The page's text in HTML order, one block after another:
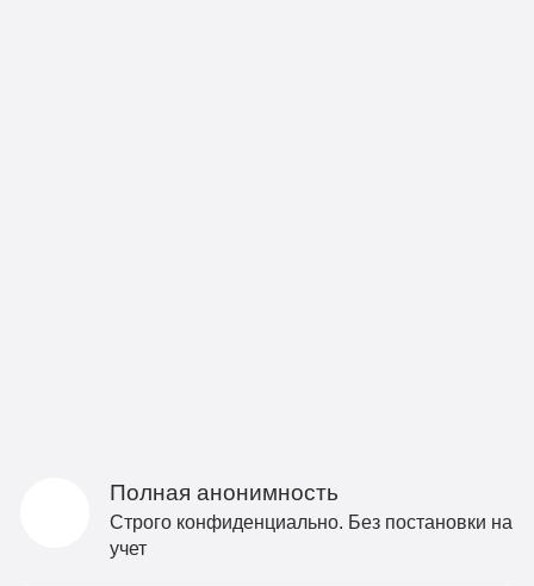
Полная анонимность
Строго конфиденциально. Без постановки на
учет